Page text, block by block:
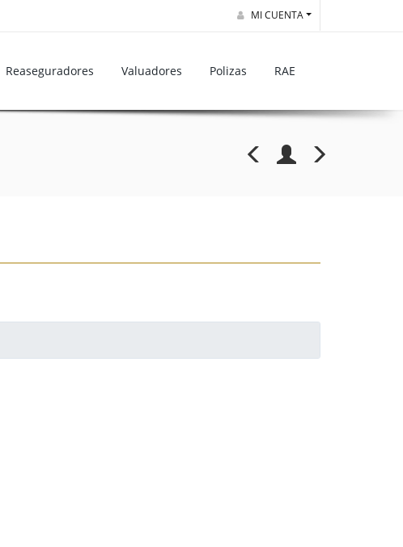
MI CUENTA
Reaseguradores Valuadores Polizas RAE